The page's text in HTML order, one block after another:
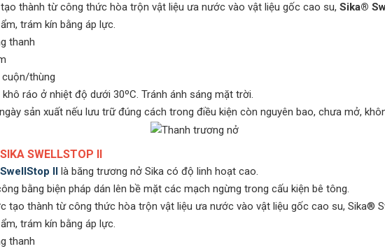
thành từ công thức hòa trộn vật liệu ưa nước vào vật liệu gốc cao su, Sika®
trám kín bằng áp lực.
thanh
thùng
ráo ở nhiệt độ dưới 30ºC. Tránh ánh sáng mặt trời.
sản xuất nếu lưu trữ đúng cách trong điều kiện còn nguyên bao, chưa mở,
SWELLSTOP II
II là băng trương nở Sika có độ linh hoạt cao.
bằng biện pháp dán lên bề mặt các mạch ngừng trong cấu kiện bê tông.
tạo thành từ công thức hòa trộn vật liệu ưa nước vào vật liệu gốc cao su, Sika®
trám kín bằng áp lực.
thanh